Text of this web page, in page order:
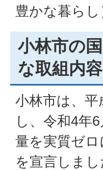
豊かな暮らし
小林市の
な取組内容
小林市は、
し、令和4年
量を実質ゼ
を宣言しまし